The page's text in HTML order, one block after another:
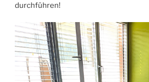
durchführen!